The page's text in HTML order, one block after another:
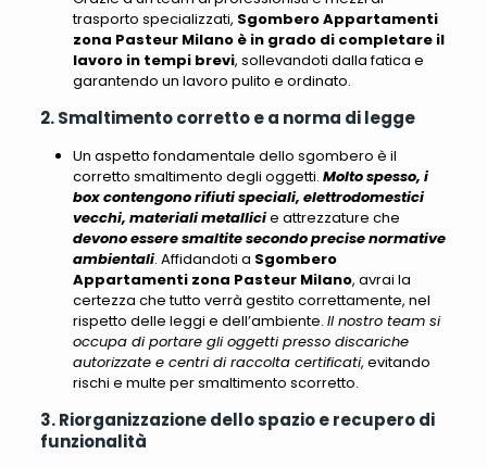
trasporto specializzati, Sgombero Appartamenti
zona Pasteur Milano è in grado di completare il
lavoro in tempi brevi, sollevandoti dalla fatica e
garantendo un lavoro pulito e ordinato.
2. Smaltimento corretto e a norma di legge
Un aspetto fondamentale dello sgombero è il
corretto smaltimento degli oggetti. Molto spesso, i
box contengono rifiuti speciali, elettrodomestici
vecchi, materiali metallicie attrezzature che
devono essere smaltite secondo precise normative
ambientali. Affidandoti a Sgombero
Appartamenti zona Pasteur Milano, avrai la
certezza che tutto verrà gestito correttamente, nel
rispetto delle leggi e dell’ambiente. Il nostro team si
occupa di portare gli oggetti presso discariche
autorizzate e centri di raccolta certificati, evitando
rischi e multe per smaltimento scorretto.
3. Riorganizzazione dello spazio e recupero di
funzionalità